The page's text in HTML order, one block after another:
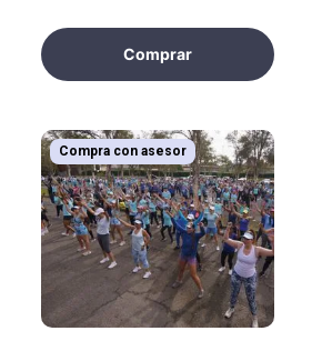
Comprar
Compra con asesor